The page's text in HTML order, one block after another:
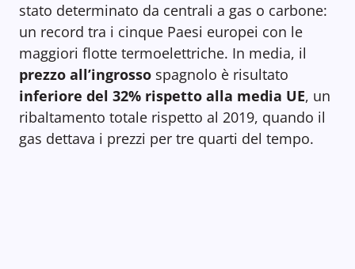
stato determinato da centrali a gas o carbone:
un record tra i cinque Paesi europei con le
maggiori flotte termoelettriche. In media, il
prezzo all’ingrosso spagnolo è risultato
inferiore del 32% rispetto alla media UE, un
ribaltamento totale rispetto al 2019, quando il
gas dettava i prezzi per tre quarti del tempo.